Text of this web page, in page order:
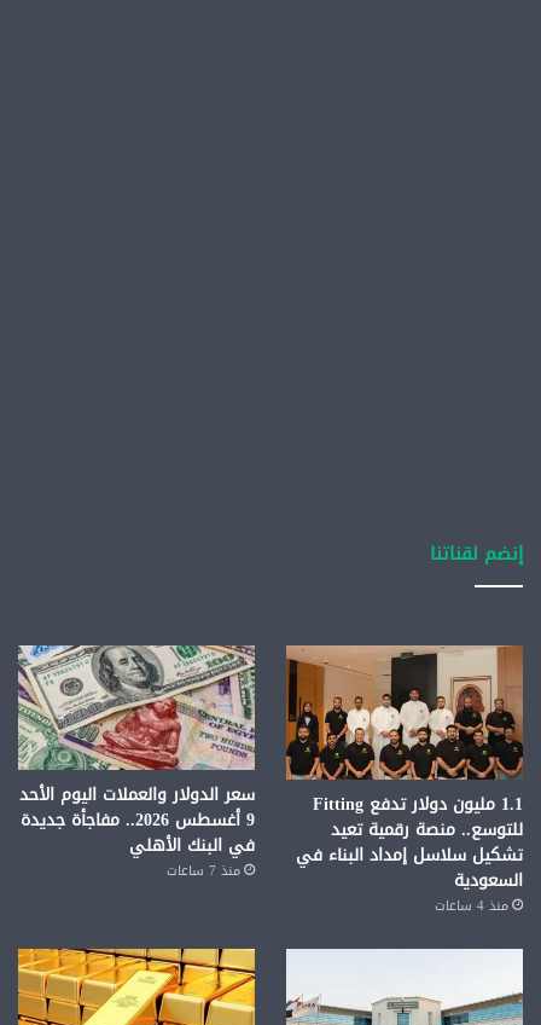
إنضم لقناتنا
1.1 مليون دولار تدفع Fitting
للتوسع.. منصة رقمية تعيد
تشكيل سلاسل إمداد البناء في
السعودية
منذ 4 ساعات
سعر الدولار والعملات اليوم الأحد
9 أغسطس 2026.. مفاجأة جديدة
في البنك الأهلي
منذ 7 ساعات